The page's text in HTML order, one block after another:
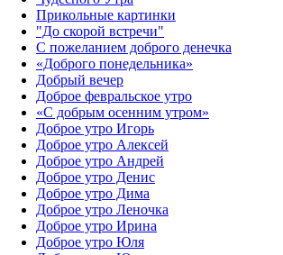
Прикольные картинки
"До скорой встречи"
С пожеланием доброго денечка
«Доброго понедельника»‎
Добрый вечер
Доброе февральское утро
«С добрым осенним утром»‎
Доброе утро Игорь
Доброе утро Алексей
Доброе утро Андрей
Доброе утро Денис
Доброе утро Дима
Доброе утро Леночка
Доброе утро Ирина
Доброе утро Юля